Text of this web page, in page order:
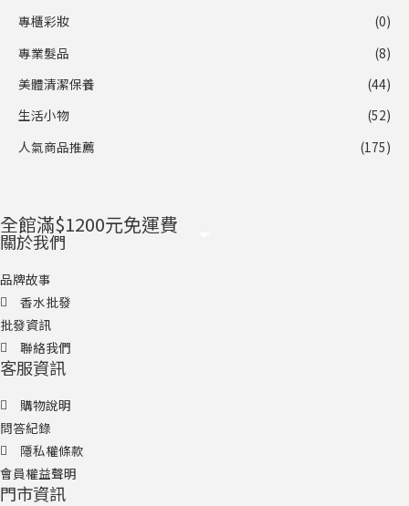
專櫃彩妝
(0)
專業髮品
(8)
美體清潔保養
(44)
生活小物
(52)
人氣商品推薦
(175)
全館滿$1200元免運費
關於我們
品牌故事
香水批發
批發資訊
聯絡我們
客服資訊
購物說明
問答紀錄
隱私權條款
會員權益聲明
門市資訊